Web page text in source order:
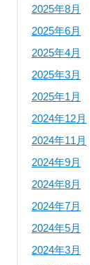
2025年8月
2025年6月
2025年4月
2025年3月
2025年1月
2024年12月
2024年11月
2024年9月
2024年8月
2024年7月
2024年5月
2024年3月